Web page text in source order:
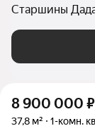
Старшины
8 900 000 ₽
37,8 м² 1-комн.